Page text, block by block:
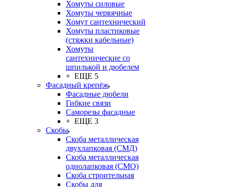
Хомуты силовые
Хомуты червячные
Хомут сантехнический
Хомуты пластиковые
(стяжки кабельные)
Хомуты
сантехнические со
шпилькой и дюбелем
+ ЕЩЕ 5
Фасадный крепёж
Фасадные дюбели
Гибкие связи
Саморезы фасадные
+ ЕЩЕ 3
Скобы
Скоба металлическая
двухлапковая (СМД)
Скоба металлическая
однолапковая (СМО)
Скоба строительная
Скобы для